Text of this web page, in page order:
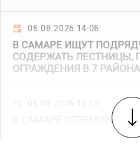
06.08.2026 14:06
В САМАРЕ ИЩУТ
СОДЕРЖАТЬ ЛЕСТНИЦЫ,
ОГРАЖДЕНИЯ В 7
06.08.2026 13:10
В САМАРЕ